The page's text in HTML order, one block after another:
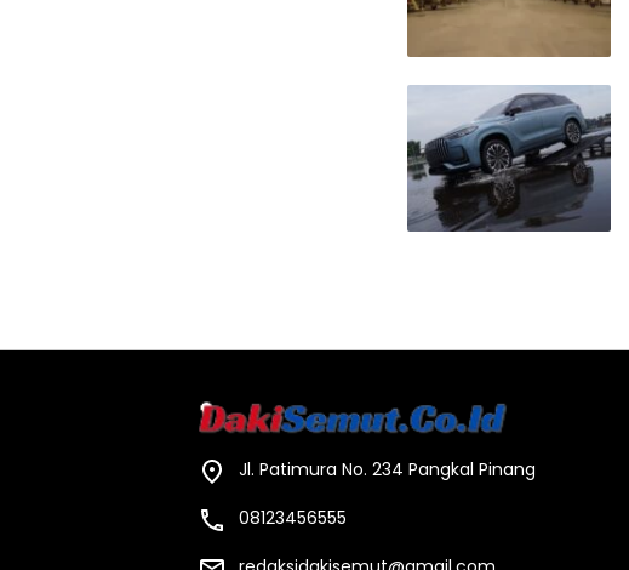
Jl. Patimura No. 234 Pangkal Pinang
08123456555